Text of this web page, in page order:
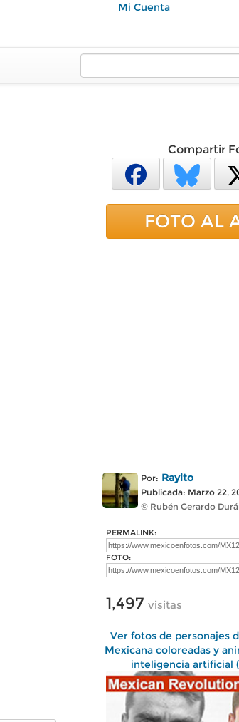
Mi Cuenta
Compartir
FOTO AL
Por: Rayito
Publicada: Marzo 22,
© Rubén Gerardo
PERMALINK:
FOTO:
1,497 visitas
Ver fotos de personajes
Mexicana coloreadas y
inteligencia artificial